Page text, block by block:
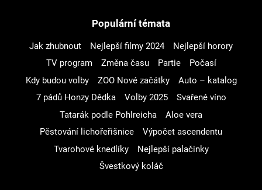
Populární témata
Jak zhubnout Nejlepší filmy 2024
Nejlepší horory
TV program
Změna času Partie
Počasí
Kdy budou volby
ZOO Nové začátky
Auto – katalog
7 pádů Honzy Dědka
Volby 2025
Svařené víno
Tatarák podle Pohlreicha
Aloe vera
Pěstování lichořeřišnice
Výpočet ascendentu
Tvarohové knedlíky
Nejlepší palačinky
Švestkový koláč